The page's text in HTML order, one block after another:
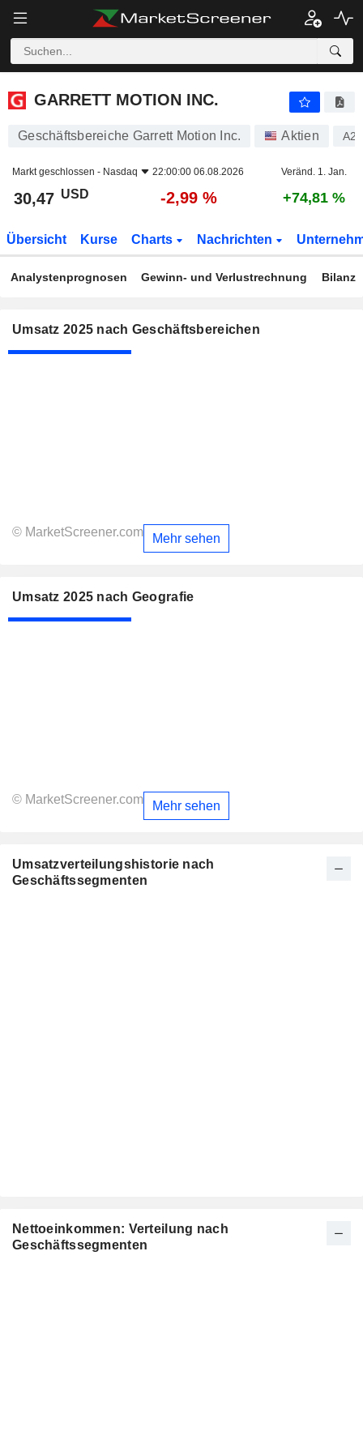
GARRETT MOTION INC.
GARRETT MOTION INC.
Geschäftsbereiche Garrett Motion Inc. Aktien
Markt geschlossen - Nasdaq 22:00:00 06.08.2026 Veränd. 1. Jan.
30,47 USD -2,99 % +74,81 %
Übersicht Kurse Charts Nachrichten
Analystenprognosen Gewinn- und Verlustrechnung Bilanz
Umsatz 2025 nach Geschäftsbereichen
© MarketScreener.com Mehr sehen
Umsatz 2025 nach Geografie
© MarketScreener.com Mehr sehen
Umsatzverteilungshistorie nach
Geschäftssegmenten
Nettoeinkommen: Verteilung nach
Geschäftssegmenten